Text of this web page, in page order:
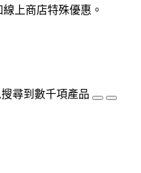
上商店特殊優惠。
尋到數千項產品